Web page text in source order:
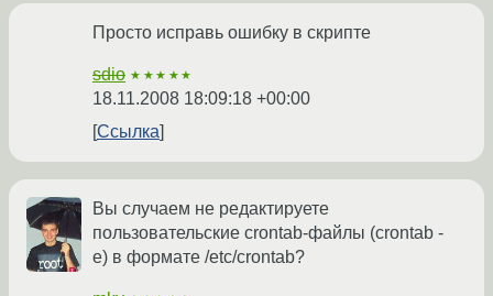
Просто исправь ошибку в скрипте
sdio ★★★★★
18.11.2008 18:09:18 +00:00
Ссылка
Вы случаем не редактируете
пользовательские crontab-файлы (crontab -
e) в формате /etc/crontab?